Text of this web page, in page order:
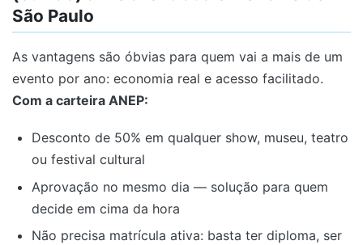
São Paulo
As vantagens são óbvias para quem vai a mais de um
evento por ano: economia real e acesso facilitado.
Com a carteira ANEP:
Desconto de 50% em qualquer show, museu, teatro
ou festival cultural
Aprovação no mesmo dia — solução para quem
decide em cima da hora
Não precisa matrícula ativa: basta ter diploma, ser